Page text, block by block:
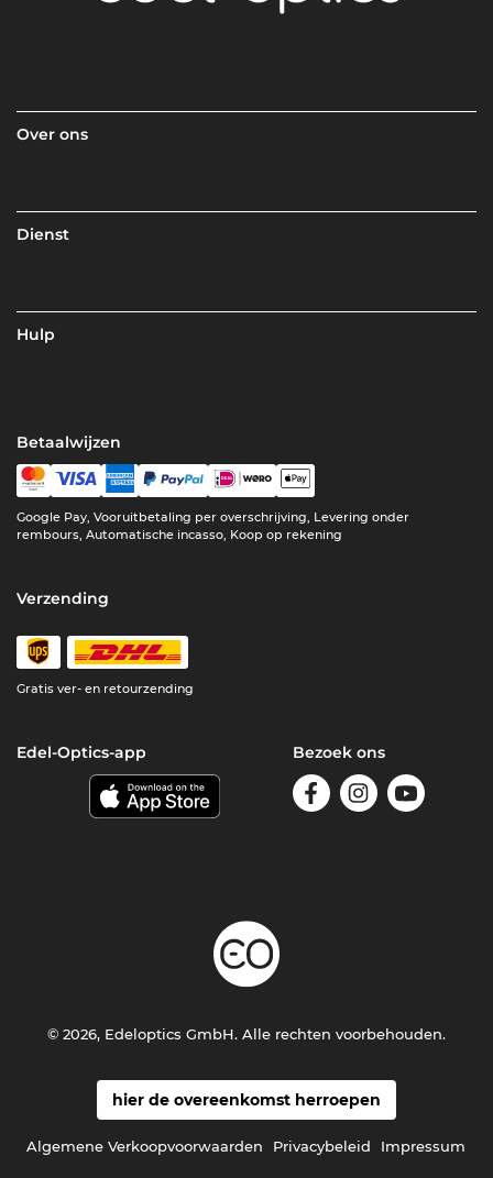
Over ons
Dienst
Hulp
Betaalwijzen
Google Pay, Vooruitbetaling per overschrijving, Levering onder
rembours, Automatische incasso, Koop op rekening
Verzending
Gratis ver- en retourzending
Edel-Optics-app Bezoek ons
hier de overeenkomst herroepen
Algemene Verkoopvoorwaarden Privacybeleid Impressum
© 2026, Edeloptics GmbH. Alle rechten voorbehouden.